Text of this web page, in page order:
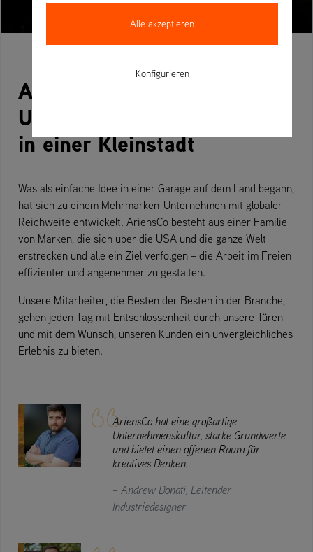
AriensCo - Ein globales
Unternehmen mit Wurzeln
in einer Kleinstadt
Was als einfache Idee in einer Garage auf dem Land begann,
hat sich zu einem Mehrmarken-Unternehmen mit globaler
Reichweite entwickelt. AriensCo besteht aus einer Familie
von Marken, die sich über die USA und die ganze Welt
erstrecken und alle ein Ziel verfolgen – die Arbeit im Freien
effizienter und angenehmer zu gestalten.
Unsere Mitarbeiter, die Besten der Besten in der Branche,
gehen jeden Tag mit Entschlossenheit durch unsere Türen
und mit dem Wunsch, unseren Kunden ein unvergleichliches
Erlebnis zu bieten.
AriensCo hat eine großartige
Unternehmenskultur, starke Grundwerte
und bietet einen offenen Raum für
kreatives Denken.
– Andrew Donati, Leitender
Industriedesigner
Alle akzeptieren
Konfigurieren